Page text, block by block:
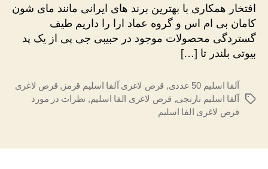
افتخار همکاری با بهترین برند های ایرانی مانند مای شون
کامان بی ام اس و گروه عماد ارا را داریم طیف
گستردگی محصولات موجود در حبیبی جی پی از یک پد
بیوتی بلندر تا […]
برچسب‌ها
آلفا اسلیم 50 عددی , قرص لاغری آلفا اسلیم قرمز , قرص لاغری
آلفا اسلیم نارنجی, قرص لاغری الفا اسلیم, نظرات در مورد
قرص لاغری الفا اسلیم